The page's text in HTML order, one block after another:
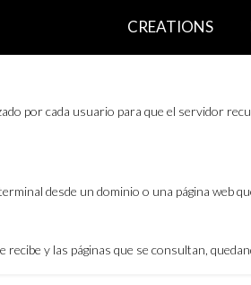
CREATIONS
por cada usuario para que el servidor
desde un dominio o una página web
y las páginas que se consultan,